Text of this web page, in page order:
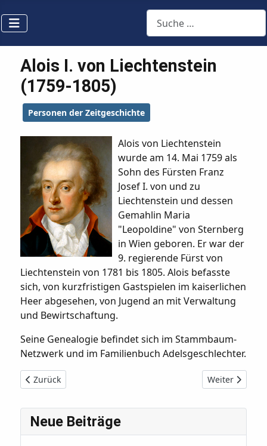
Suchen
Alois I. von Liechtenstein
(1759-1805)
Personen der Zeitgeschichte
Alois von Liechtenstein
wurde am 14. Mai 1759 als
Sohn des Fürsten Franz
Josef I. von und zu
Liechtenstein und dessen
Gemahlin Maria
"Leopoldine" von Sternberg
in Wien geboren. Er war der
9. regierende Fürst von
Liechtenstein von 1781 bis 1805. Alois befasste
sich, von kurzfristigen Gastspielen im kaiserlichen
Heer abgesehen, von Jugend an mit Verwaltung
und Bewirtschaftung.
Seine Genealogie befindet sich im Stammbaum-
Netzwerk und im Familienbuch Adelsgeschlechter.
Vorheriger Beitrag: Maria von Habsburg (1531-1581
Zurück Nächster
Weiter
Neue Beiträge